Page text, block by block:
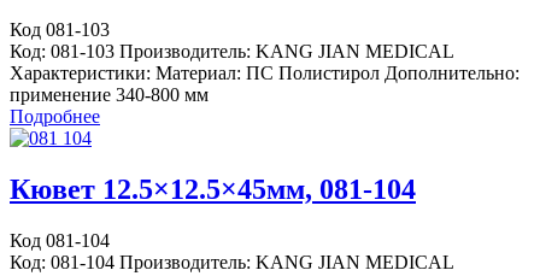
Код 081-103
Код: 081-103 Производитель: KANG JIAN MEDICAL
Характеристики: Материал: ПС Полистирол Дополнительно:
применение 340-800 мм
Подробнее
Кювет 12.5×12.5×45мм, 081-104
Код 081-104
Код: 081-104 Производитель: KANG JIAN MEDICAL